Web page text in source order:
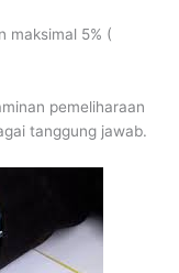
maksimal 5% (
pemeliharaan
tanggung jawab.